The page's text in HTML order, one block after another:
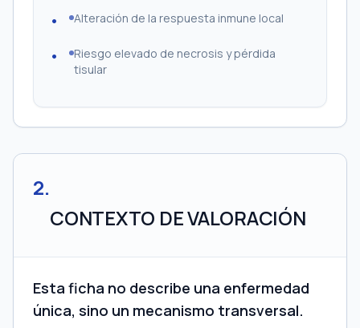
Alteración de la respuesta inmune local
Riesgo elevado de necrosis y pérdida
tisular
2.
CONTEXTO DE VALORACIÓN
Esta ficha no describe una enfermedad
única, sino un mecanismo transversal.